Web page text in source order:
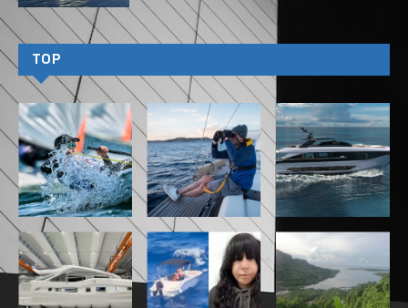
Flexshare zapewnia bezproblemowe pływanie łodzią
z dodatkowymi korzyściami. Po pierwsze mamy
dostęp do floty Meros przez sześć tygodni w roku.
Także udział we własności można rozdzielić na
różne jachty w różnych lokalizacjach. Taki
rozwiązanie odznacza się wysoką elastycznością
zarządzania rejsami, które dzięki doskonałej flocie
Meros zawsze są luksusowym doświadczeniem
żeglarskim. Ponadto dzięki usłudze “Meros konsjerż”
uczestnicy rejsu posiadają dostęp do najwyższej
jakości wydarzeń lifestylowych.
W przeciwieństwie do bardziej tradycyjnych
możliwości własności ułamkowej, nie jest potrzebna
relokacja jachtu. Bez problemu można eksplorować